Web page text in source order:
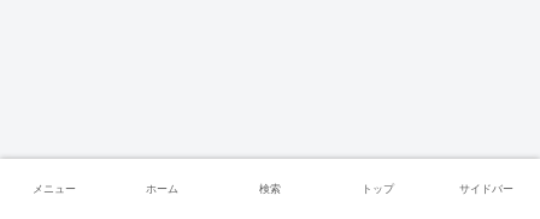
メニュー ホーム 検索 トップ サイドバー